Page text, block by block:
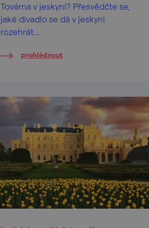
Továrna v jeskyni? Přesvědčte se,
jaké divadlo se dá v jeskyni
rozehrát...
prohlédnout